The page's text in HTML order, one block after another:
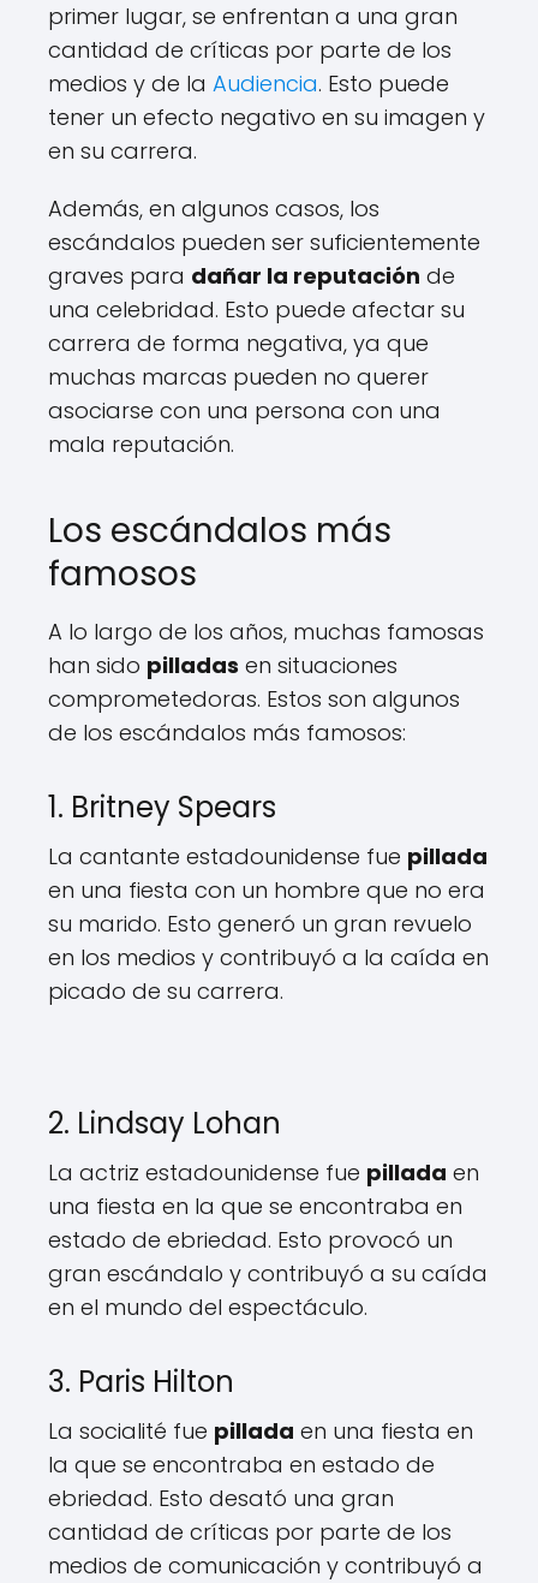
primer lugar, se enfrentan a una gran
cantidad de críticas por parte de los
medios y de la Audiencia. Esto puede
tener un efecto negativo en su imagen y
en su carrera.
Además, en algunos casos, los
escándalos pueden ser suficientemente
graves para dañar la reputación de
una celebridad. Esto puede afectar su
carrera de forma negativa, ya que
muchas marcas pueden no querer
asociarse con una persona con una
mala reputación.
Los escándalos más
famosos
A lo largo de los años, muchas famosas
han sido pilladas en situaciones
comprometedoras. Estos son algunos
de los escándalos más famosos:
1. Britney Spears
La cantante estadounidense fue pillada
en una fiesta con un hombre que no era
su marido. Esto generó un gran revuelo
en los medios y contribuyó a la caída en
picado de su carrera.
2. Lindsay Lohan
La actriz estadounidense fue pillada en
una fiesta en la que se encontraba en
estado de ebriedad. Esto provocó un
gran escándalo y contribuyó a su caída
en el mundo del espectáculo.
3. Paris Hilton
La socialité fue pillada en una fiesta en
la que se encontraba en estado de
ebriedad. Esto desató una gran
cantidad de críticas por parte de los
medios de comunicación y contribuyó a